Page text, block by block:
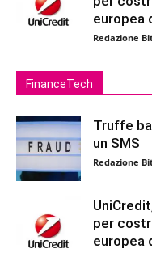
europea
Redazione
FinanceTech
Truffe
un SMS
Redazione
per
europea